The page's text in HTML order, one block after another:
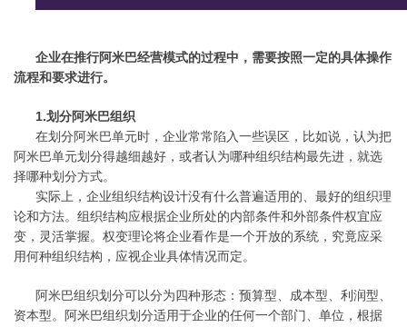
企业在推行阿米巴经营模式的过程中，需要按照一定的具体操作
流程和要求进行。
1.划分阿米巴组织
在划分阿米巴单元时，企业常常陷入一些误区，比如说，认为把
阿米巴单元划分得越细越好，或者认为哪种组织结构最先进，就选
择哪种划分方式。
实际上，企业组织结构设计没有什么普遍适用的、最好的组织理
论和方法。组织结构应根据企业所处的内部条件和外部条件权宜应
变，灵活掌握。权变理论将企业看作是一个开放的系统，究竟应采
用何种组织结构，应视企业具体情况而定。
阿米巴组织划分可以分为四种形态：预算型、成本型、利润型、
资本型。阿米巴组织划分适用于企业的任何一个部门、单位，根据